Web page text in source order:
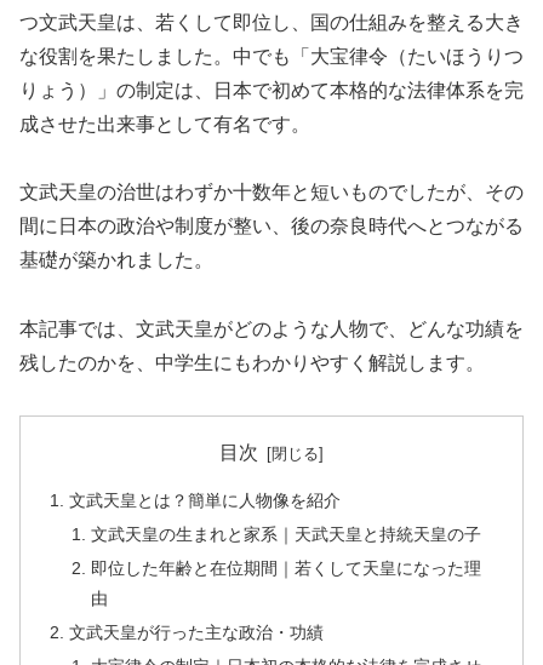
つ文武天皇は、若くして即位し、国の仕組みを整える大き
な役割を果たしました。中でも「大宝律令（たいほうりつ
りょう）」の制定は、日本で初めて本格的な法律体系を完
成させた出来事として有名です。
文武天皇の治世はわずか十数年と短いものでしたが、その
間に日本の政治や制度が整い、後の奈良時代へとつながる
基礎が築かれました。
本記事では、文武天皇がどのような人物で、どんな功績を
残したのかを、中学生にもわかりやすく解説します。
目次
文武天皇とは？簡単に人物像を紹介
文武天皇の生まれと家系｜天武天皇と持統天皇の子
即位した年齢と在位期間｜若くして天皇になった理
由
文武天皇が行った主な政治・功績